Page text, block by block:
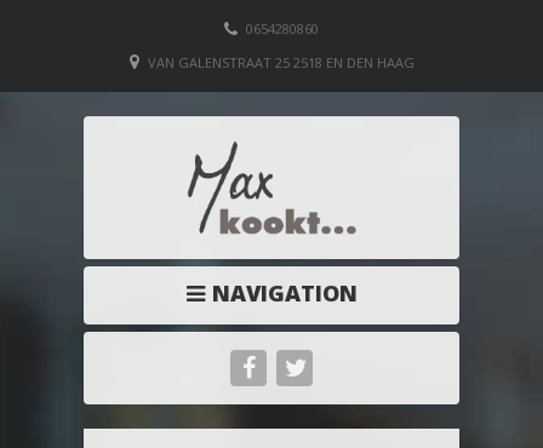
0654280860
VAN GALENSTRAAT 25 2518 EN DEN HAAG
NAVIGATION